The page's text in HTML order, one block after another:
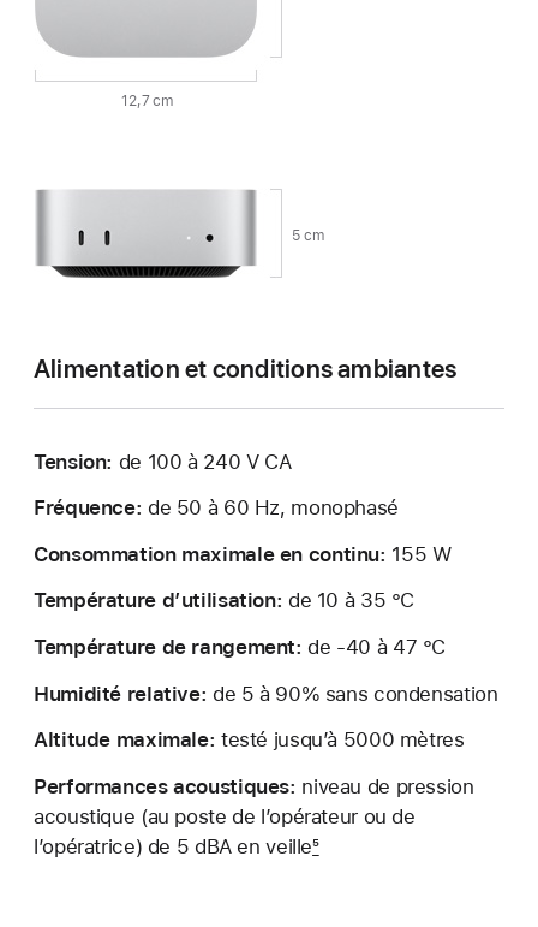
12,7 cm
5 cm
Alimentation et conditions ambiantes
Tension: de 100 à 240 V CA
Fréquence: de 50 à 60 Hz, monophasé
Consommation maximale en continu: 155 W
Température d’utilisa­tion: de 10 à 35 °C
Température de rangement: de -40 à 47 °C
Humidité relative: de 5 à 90% sans condensation
Altitude maximale: testé jusqu’à 5000 mètres
Performances acoustiques: niveau de pression
acoustique (au poste de l’opérateur ou de
l’opératrice) de 5 dBA en veille5